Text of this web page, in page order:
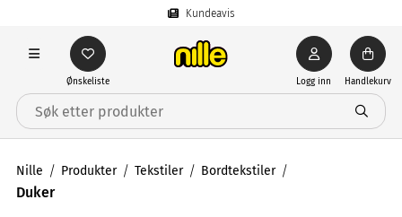
Kundeavis
Ønskeliste Logg inn Handlekurv
Nille Produkter Tekstiler Bordtekstiler
Duker